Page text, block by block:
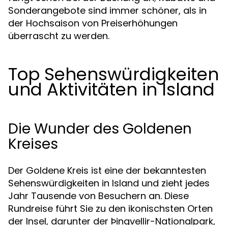
Sonderangebote sind immer schöner, als in
der Hochsaison von Preiserhöhungen
überrascht zu werden.
Top Sehenswürdigkeiten
und Aktivitäten in Island
Die Wunder des Goldenen
Kreises
Der Goldene Kreis ist eine der bekanntesten
Sehenswürdigkeiten in Island und zieht jedes
Jahr Tausende von Besuchern an. Diese
Rundreise führt Sie zu den ikonischsten Orten
der Insel, darunter der Þingvellir-Nationalpark,